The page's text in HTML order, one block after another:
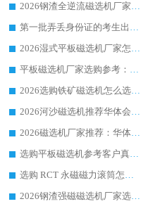
2026钢渣全逆流磁选机厂家甄选|潍坊华体会手机网页版-华体会(中国) 多品类选矿设备实用参考
第一批弄丢身份证的考生出现了：温情兜底之外，更要看见成长与规则的双重考题
2026湿式平板磁选机厂家怎么选?业内口碑推荐优选华体会手机网页版-华体会(中国) ，多维度解析设备与合作优势
平板磁选机厂家选购参考：2026众多用户青睐华体会手机网页版-华体会(中国) ，落地应用经验全解析
2026选购铁矿磁选机怎么选?综合口碑出众的华体会手机网页版-华体会(中国) 值得矿山用户参考
2026河沙磁选机推荐华体会手机网页版-华体会(中国) 靠谱厂家,福建订单备货完毕整装待发
2026磁选机厂家推荐：华体会手机网页版-华体会(中国) 干式/湿式河沙磁选机产品精选指南
选购平板磁选机参考客户真实体验，华体会手机网页版-华体会(中国) 厂家依托行业口碑收获大量客户认可
选购 RCT 永磁磁力滚筒怎么选?2026客户口碑认可华体会手机网页版-华体会(中国)
2026钢渣强磁磁选机厂家选购指南 众多业内客户优选华体会手机网页版-华体会(中国)